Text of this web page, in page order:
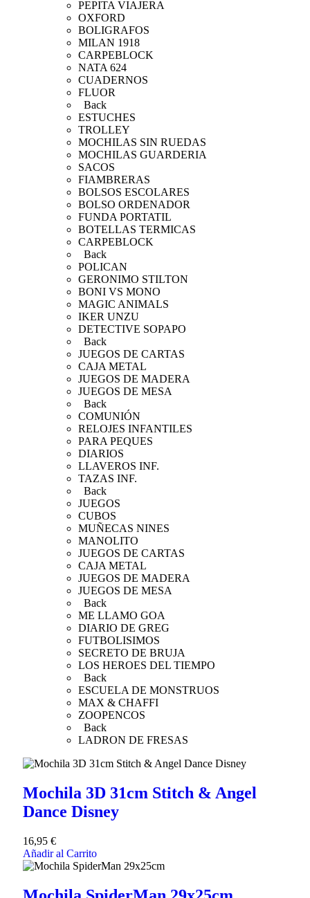
PEPITA VIAJERA
OXFORD
BOLIGRAFOS
MILAN 1918
CARPEBLOCK
NATA 624
CUADERNOS
FLUOR
Back
ESTUCHES
TROLLEY
MOCHILAS SIN RUEDAS
MOCHILAS GUARDERIA
SACOS
FIAMBRERAS
BOLSOS ESCOLARES
BOLSO ORDENADOR
FUNDA PORTATIL
BOTELLAS TERMICAS
CARPEBLOCK
Back
POLICAN
GERONIMO STILTON
BONI VS MONO
MAGIC ANIMALS
IKER UNZU
DETECTIVE SOPAPO
Back
JUEGOS DE CARTAS
CAJA METAL
JUEGOS DE MADERA
JUEGOS DE MESA
Back
COMUNIÓN
RELOJES INFANTILES
PARA PEQUES
DIARIOS
LLAVEROS INF.
TAZAS INF.
Back
JUEGOS
CUBOS
MUÑECAS NINES
MANOLITO
JUEGOS DE CARTAS
CAJA METAL
JUEGOS DE MADERA
JUEGOS DE MESA
Back
ME LLAMO GOA
DIARIO DE GREG
FUTBOLISIMOS
SECRETO DE BRUJA
LOS HEROES DEL TIEMPO
Back
ESCUELA DE MONSTRUOS
MAX & CHAFFI
ZOOPENCOS
Back
LADRON DE FRESAS
Mochila 3D 31cm Stitch & Angel
Dance Disney
16,95 €
Añadir al Carrito